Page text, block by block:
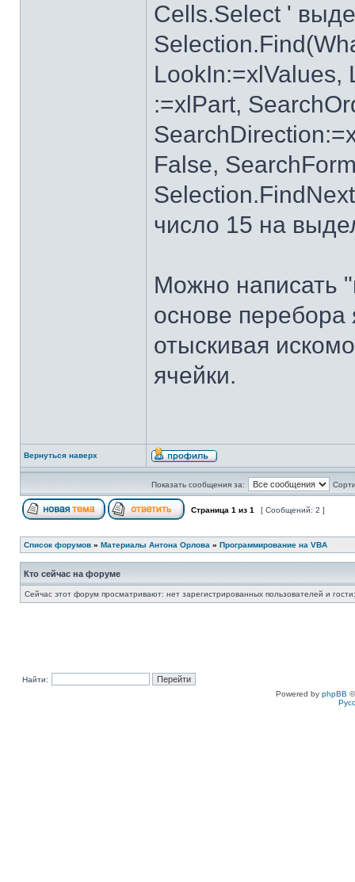
Cells.Select '
LookIn:=xlValues,
:=xlPart,
False,
число 15 на
Можно написать
основе перебора
отыскивая
ячейки.
Вернуться наверх
Показать сообщения за:
Страница 1 из 1 [ Сообщений: 2 ]
Список форумов » Материалы Антона Орлова » Программирование на VBA
Кто сейчас на форуме
Сейчас этот форум просматривают: нет зарегистрированных пользователей и
Найти:
Powered by phpBB